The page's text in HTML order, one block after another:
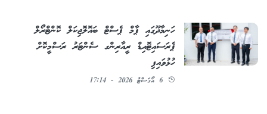
ހަނިމާދޫގައި ޕާމް ޕެސްޓް ބައޮލޮޖިކަލް ކޮންޓްރޯލް
ޕެރަސައިޓޮއިޑް ރީއާރިންގ ސެންޓަރު ރަސްމީކޮށް
ހުޅުވައިފި
6 އޯގަސްޓު 2026 - 17:14